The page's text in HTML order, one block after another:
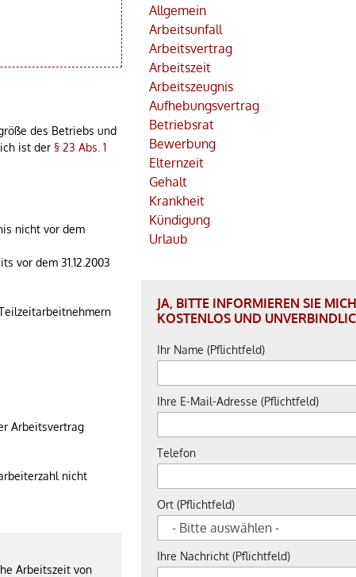
des Betriebs und
ist der § 23 Abs. 1
nicht vor dem
vor dem 31.12.2003
Arbeitsvertrag
nicht
Arbeitszeit von
Allgemein
Arbeitsunfall
Arbeitsvertrag
Arbeitszeit
Arbeitszeugnis
Aufhebungsvertrag
Betriebsrat
Bewerbung
Elternzeit
Gehalt
Krankheit
Kündigung
Urlaub
JA, BITTE INFORMIEREN SIE MICH
KOSTENLOS UND
Ihr Name (Pflichtfeld)
Ihre E-Mail-Adresse (Pflichtfeld)
Telefon
Ort (Pflichtfeld)
Ihre Nachricht (Pflichtfeld)